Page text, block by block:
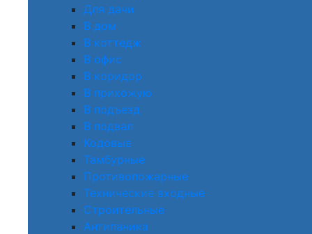
Для дачи
В дом
В коттедж
В офис
В коридор
В прихожую
В подъезд
В подвал
Кодовые
Тамбурные
Противопожарные
Технические входные
Строительные
Антипаника